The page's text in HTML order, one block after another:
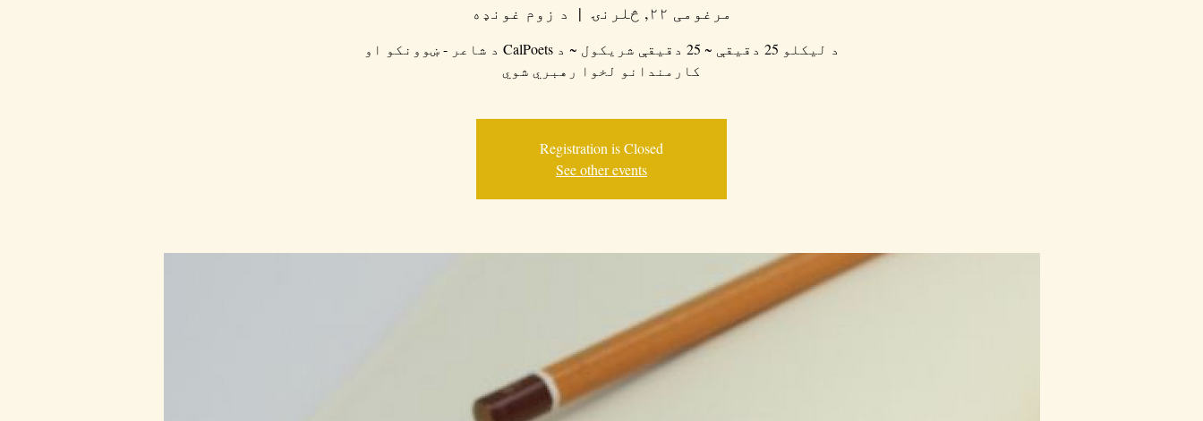
مرغومی ۲۲, څلرنۍ
  |
د زوم غونډه
د لیکلو 25 دقیقې ~ 25 دقیقې شریکول ~ د CalPoets د شاعر - ښوونکو او
کارمندانو لخوا رهبري شوي
Registration is Closed
See other events